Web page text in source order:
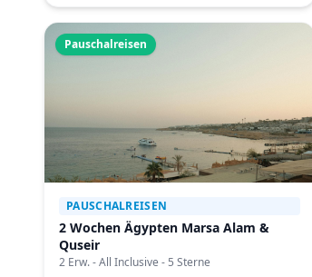
Pauschalreisen
PAUSCHALREISEN
2 Wochen Ägypten Marsa Alam &
Quseir
2 Erw. - All Inclusive - 5 Sterne